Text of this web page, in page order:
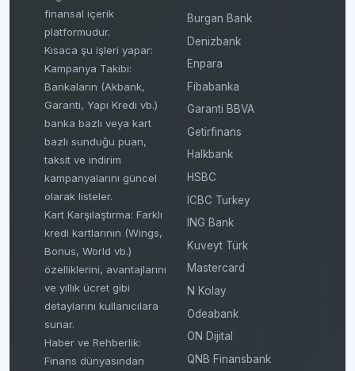
finansal içerik
platformudur.
Kısaca şu işleri yapar:
Kampanya Takibi:
Bankaların (Akbank,
Garanti, Yapı Kredi vb.)
banka bazlı veya kart
bazlı sunduğu puan,
taksit ve indirim
kampanyalarını güncel
olarak listeler.
Kart Karşılaştırma: Farklı
kredi kartlarının (Wings,
Bonus, World vb.)
özelliklerini, avantajlarını
ve yıllık ücret gibi
detaylarını kullanıcılara
sunar.
Haber ve Rehberlik:
Finans dünyasından
Burgan Bank
Denizbank
Enpara
Fibabanka
Garanti BBVA
Getirfinans
Halkbank
HSBC
ICBC Turkey
ING Bank
Kuveyt Türk
Mastercard
N Kolay
Odeabank
ON Dijital
QNB Finansbank